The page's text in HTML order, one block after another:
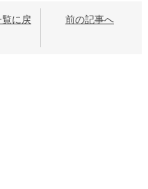
に戻
前の記事へ